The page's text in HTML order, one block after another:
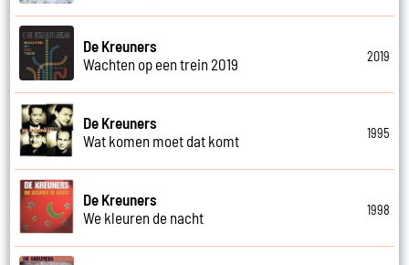
De Kreuners
Wachten op een trein 2019
2019
De Kreuners
Wat komen moet dat komt
1995
De Kreuners
We kleuren de nacht
1998